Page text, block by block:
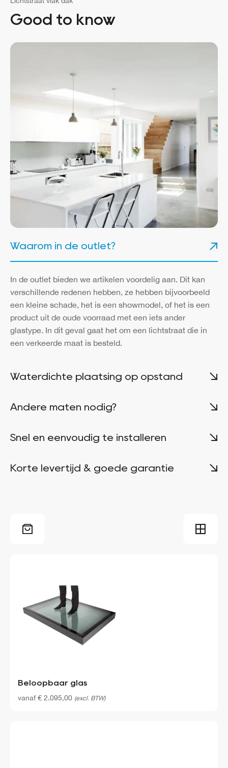
Good to know
Waarom in de outlet?
In de outlet bieden we artikelen voordelig aan. Dit kan
verschillende redenen hebben, ze hebben bijvoorbeeld
een kleine schade, het is een showmodel, of het is een
product uit de oude voorraad met een iets ander
glastype. In dit geval gaat het om een lichtstraat die in
een verkeerde maat is besteld.
Waterdichte plaatsing op opstand
Andere maten nodig?
Snel en eenvoudig te installeren
Korte levertijd & goede garantie
Beloopbaar glas
vanaf € 2.095,00 (excl. BTW)